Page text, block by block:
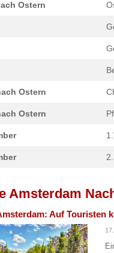
Ostern
Ostern
Ostern
Amsterdam
Auf Touristen